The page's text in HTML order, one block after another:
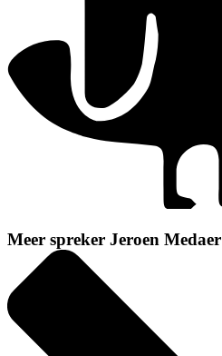
Meer spreker Jeroen Medaer